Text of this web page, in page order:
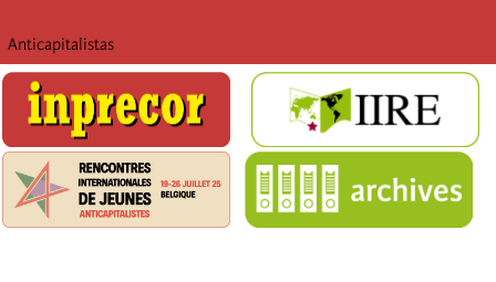
Anticapitalistas